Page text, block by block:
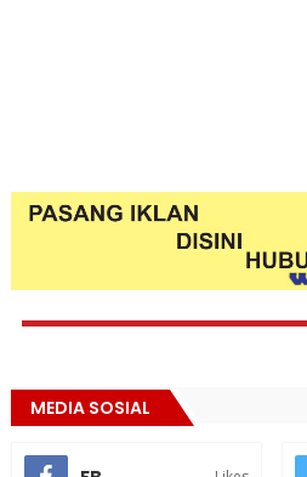
MEDIA SOSIAL